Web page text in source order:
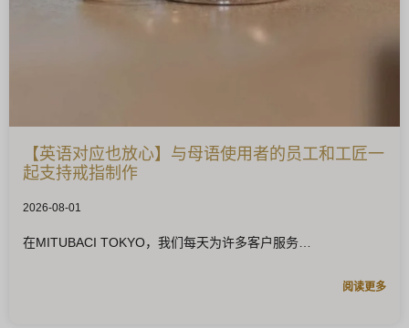
【英语对应也放心】与母语使用者的员工和工匠一
起支持戒指制作
2026-08-01
在MITUBACI TOKYO，我们每天为许多客户服务
阅读更多